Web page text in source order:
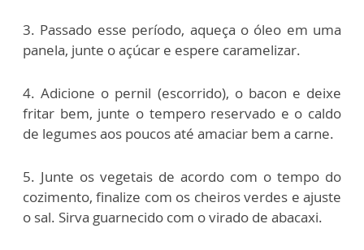
3. Passado esse período, aqueça o óleo em uma
panela, junte o açúcar e espere caramelizar.
4. Adicione o pernil (escorrido), o bacon e deixe
fritar bem, junte o tempero reservado e o caldo
de legumes aos poucos até amaciar bem a carne.
5. Junte os vegetais de acordo com o tempo do
cozimento, finalize com os cheiros verdes e ajuste
o sal. Sirva guarnecido com o virado de abacaxi.